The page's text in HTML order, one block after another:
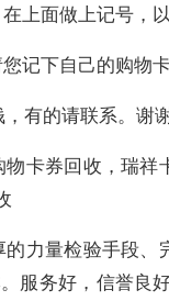
上面做上记号，
记下自己的购物
有的请联系。谢
物卡券回收，瑞祥
的力量检验手段、
服务好，信誉良